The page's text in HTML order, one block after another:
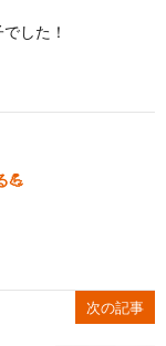
した！
💪
次の記事